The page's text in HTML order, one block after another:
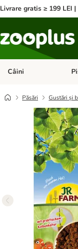
Livrare gratis ≥ 199 LEI
Câini
Păsări Gustări și